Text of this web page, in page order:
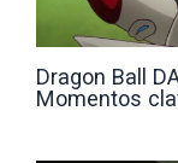
Dragon Ball
Momentos